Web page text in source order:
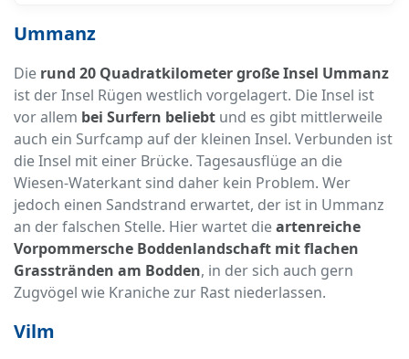
Ummanz
Die rund 20 Quadratkilometer große Insel Ummanz
ist der Insel Rügen westlich vorgelagert. Die Insel ist
vor allem bei Surfern beliebt und es gibt mittlerweile
auch ein Surfcamp auf der kleinen Insel. Verbunden ist
die Insel mit einer Brücke. Tagesausflüge an die
Wiesen-Waterkant sind daher kein Problem. Wer
jedoch einen Sandstrand erwartet, der ist in Ummanz
an der falschen Stelle. Hier wartet dieartenreiche
Vorpommersche Boddenlandschaft mit flachen
Grasstränden am Bodden, in der sich auch gern
Zugvögel wie Kraniche zur Rast niederlassen.
Vilm